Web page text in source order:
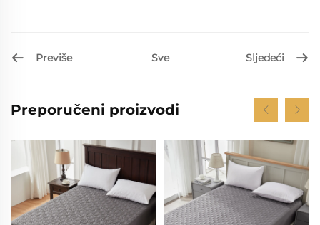
Previše Sve Sljedeći
Preporučeni proizvodi